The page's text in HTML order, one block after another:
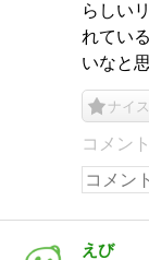
らしい
れてい
いなと
ナイス
コメン
えび